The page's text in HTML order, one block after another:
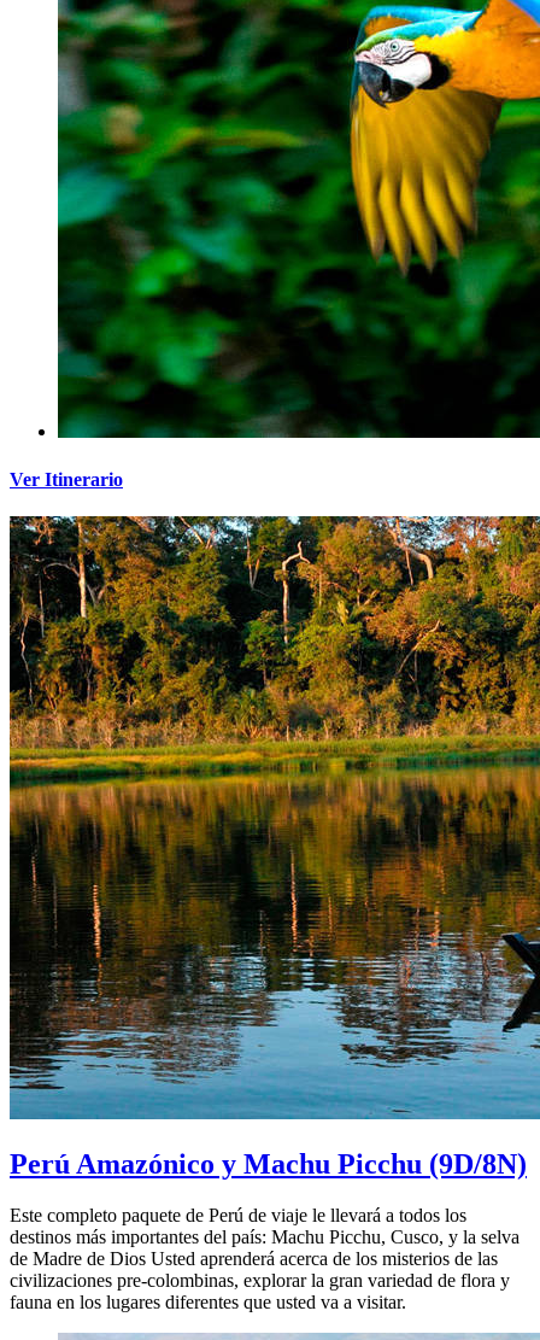
Ver Itinerario
Perú Amazónico y Machu Picchu (9D/8N)
Este completo paquete de Perú de viaje le llevará a todos los
destinos más importantes del país: Machu Picchu, Cusco, y la selva
de Madre de Dios Usted aprenderá acerca de los misterios de las
civilizaciones pre-colombinas, explorar la gran variedad de flora y
fauna en los lugares diferentes que usted va a visitar.